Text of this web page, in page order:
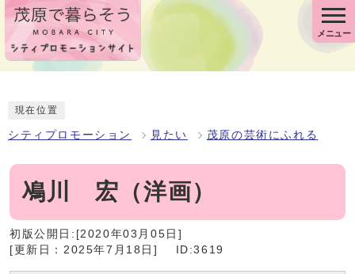
メニュー
現在位置
シティプロモーション 見たい 茂原の芸術にふれる
鳰川 宏（洋画）
初版公開日:[2020年03月05日]
[更新日：2025年7月18日]
ID:3619